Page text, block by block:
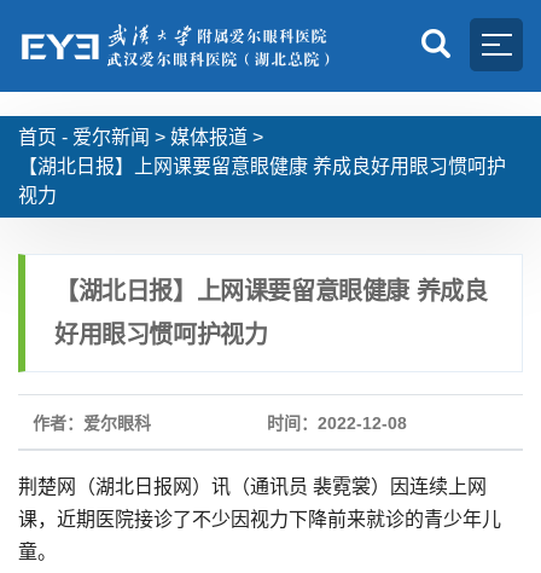
首页 - 爱尔新闻 > 媒体报道 >
【湖北日报】上网课要留意眼健康 养成良好用眼习惯呵护
视力
【湖北日报】上网课要留意眼健康 养成良
好用眼习惯呵护视力
作者：爱尔眼科 时间：2022-12-08
荆楚网（湖北日报网）讯（通讯员 裴霓裳）因连续上网
课，近期医院接诊了不少因视力下降前来就诊的青少年儿
童。